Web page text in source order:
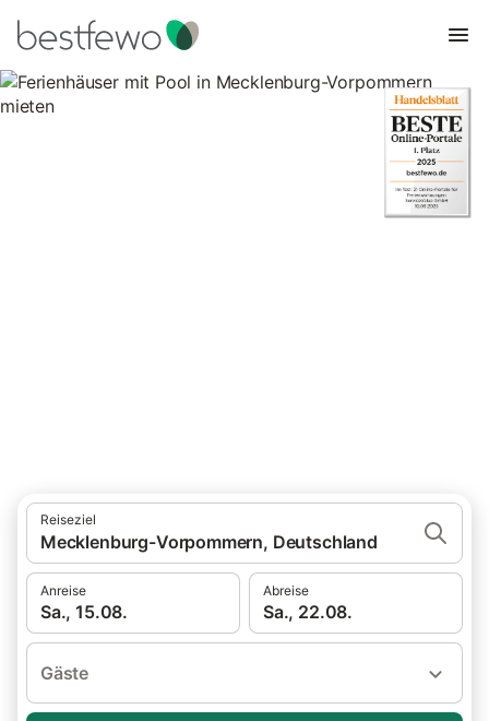
Reiseziel
Mecklenburg-Vorpommern, Deutschland
Anreise
Sa., 15.08.
Abreise
Sa., 22.08.
Gäste